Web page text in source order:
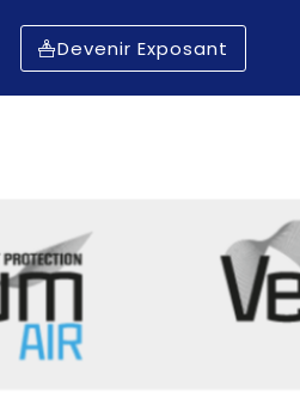
Devenir Exposant